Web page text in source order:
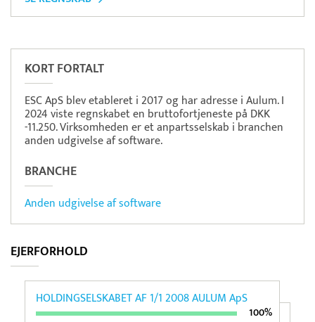
KORT FORTALT
ESC ApS blev etableret i 2017 og har adresse i Aulum. I
2024 viste regnskabet en bruttofortjeneste på DKK
-11.250. Virksomheden er et anpartsselskab i branchen
anden udgivelse af software.
BRANCHE
Anden udgivelse af software
EJERFORHOLD
HOLDINGSELSKABET AF 1/1 2008 AULUM ApS
100%